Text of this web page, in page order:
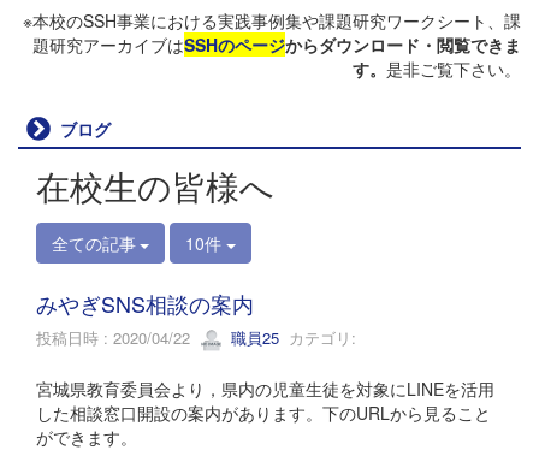
※本校のSSH事業における実践事例集や課題研究ワークシート、課
題研究アーカイブはSSHのページからダウンロード・閲覧できま
す。 是非ご覧下さい。
ブログ
在校生の皆様へ
全ての記事 10件
みやぎSNS相談の案内
投稿日時 : 2020/04/22 職員25 カテゴリ:
宮城県教育委員会より，県内の児童生徒を対象にLINEを活用
した相談窓口開設の案内があります。下のURLから見ること
ができます。